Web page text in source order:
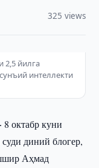
325 views
2,5 йилга
интеллекти
8 октабр куни
диний блогер,
Аҳмад